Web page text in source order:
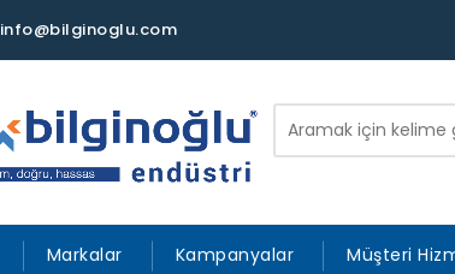
info@bilginoglu.com
Markalar Kampanyalar Müşteri